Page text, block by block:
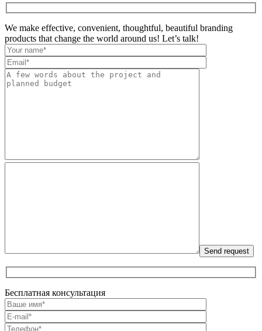
We make effective, convenient, thoughtful, beautiful branding
products that change the world around us! Let’s talk!
Бесплатная консультация